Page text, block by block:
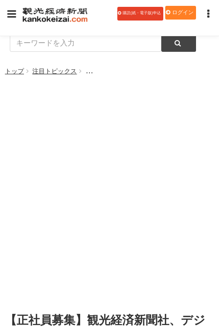
購読(紙・電子版)申込 ログイン
トップ 注目トピックス 【正社員募集】観光経済新聞社、デジタルメ
【正社員募集】観光経済新聞社、デジ